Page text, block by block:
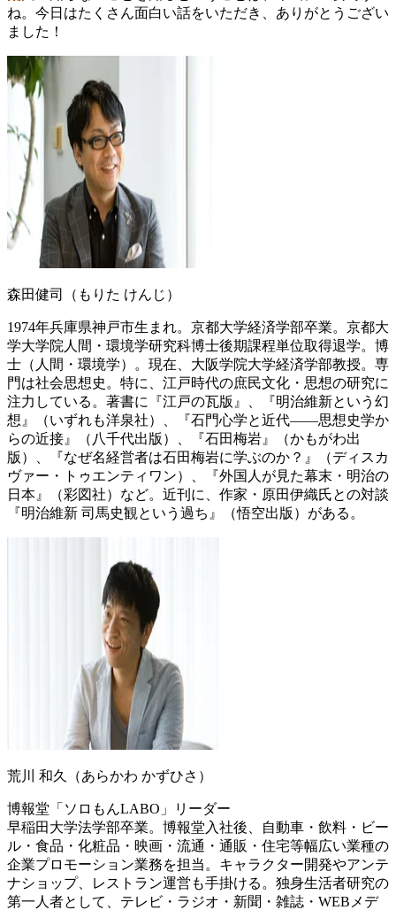
ね。今日はたくさん面白い話をいただき、ありがとうござい
ました！
森田健司（もりた けんじ）
1974年兵庫県神戸市生まれ。京都大学経済学部卒業。京都大
学大学院人間・環境学研究科博士後期課程単位取得退学。博
士（人間・環境学）。現在、大阪学院大学経済学部教授。専
門は社会思想史。特に、江戸時代の庶民文化・思想の研究に
注力している。著書に『江戸の瓦版』、『明治維新という幻
想』（いずれも洋泉社）、『石門心学と近代――思想史学か
らの近接』（八千代出版）、『石田梅岩』（かもがわ出
版）、『なぜ名経営者は石田梅岩に学ぶのか？』（ディスカ
ヴァー・トゥエンティワン）、『外国人が見た幕末・明治の
日本』（彩図社）など。近刊に、作家・原田伊織氏との対談
『明治維新 司馬史観という過ち』（悟空出版）がある。
荒川 和久（あらかわ かずひさ）
博報堂「ソロもんLABO」リーダー
早稲田大学法学部卒業。博報堂入社後、自動車・飲料・ビー
ル・食品・化粧品・映画・流通・通販・住宅等幅広い業種の
企業プロモーション業務を担当。キャラクター開発やアンテ
ナショップ、レストラン運営も手掛ける。独身生活者研究の
第一人者として、テレビ・ラジオ・新聞・雑誌・WEBメデ